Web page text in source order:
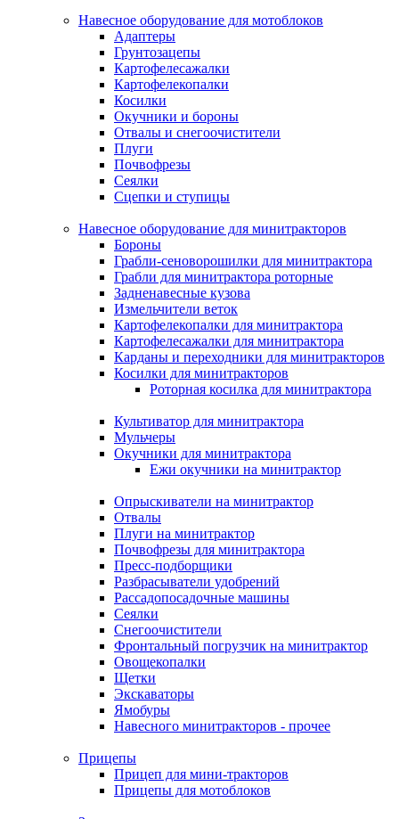
Навесное оборудование для мотоблоков
Адаптеры
Грунтозацепы
Картофелесажалки
Картофелекопалки
Косилки
Окучники и бороны
Отвалы и снегоочистители
Плуги
Почвофрезы
Сеялки
Сцепки и ступицы
Навесное оборудование для минитракторов
Бороны
Грабли-сеноворошилки для минитрактора
Грабли для минитрактора роторные
Задненавесные кузова
Измельчители веток
Картофелекопалки для минитрактора
Картофелесажалки для минитрактора
Карданы и переходники для минитракторов
Косилки для минитракторов
Роторная косилка для минитрактора
Культиватор для минитрактора
Мульчеры
Окучники для минитрактора
Ежи окучники на минитрактор
Опрыскиватели на минитрактор
Отвалы
Плуги на минитрактор
Почвофрезы для минитрактора
Пресс-подборщики
Разбрасыватели удобрений
Рассадопосадочные машины
Сеялки
Снегоочистители
Фронтальный погрузчик на минитрактор
Овощекопалки
Щетки
Экскаваторы
Ямобуры
Навесного минитракторов - прочее
Прицепы
Прицеп для мини-тракторов
Прицепы для мотоблоков